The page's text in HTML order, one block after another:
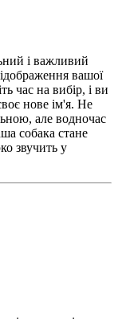
і важливий
вашої
час на вибір, і ви
нове ім'я. Не
але водночас
собака стане
звучить у